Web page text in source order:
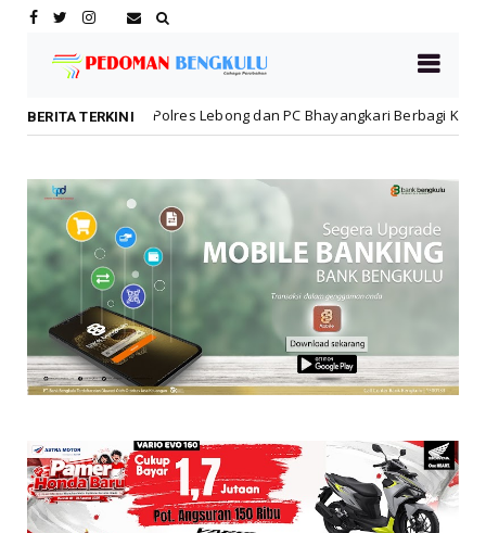
BERITA TERKINI
Polres Lebong dan PC Bhayangkari Berbagi Kebahagiaan Bersama